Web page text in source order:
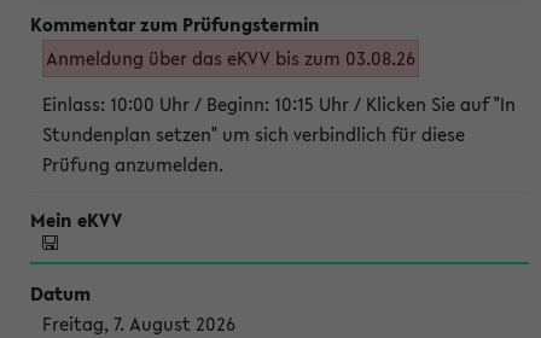
Anmeldung über das eKVV bis zum 03.08.26
Einlass: 10:00 Uhr / Beginn: 10:15 Uhr / Klicken Sie auf "In
Stundenplan setzen" um sich verbindlich für diese
Prüfung anzumelden.
Freitag, 7. August 2026